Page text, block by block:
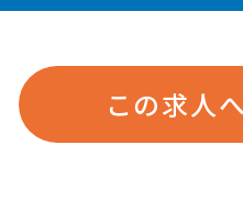
この求人